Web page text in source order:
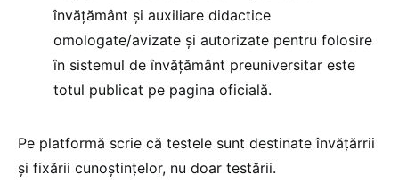
învățământ și auxiliare didactice
omologate/avizate și autorizate pentru folosire
în sistemul de învățământ preuniversitar este
totul publicat pe pagina oficială.
Pe platformă scrie că testele sunt destinate învățărrii
și fixării cunoștințelor, nu doar testării.